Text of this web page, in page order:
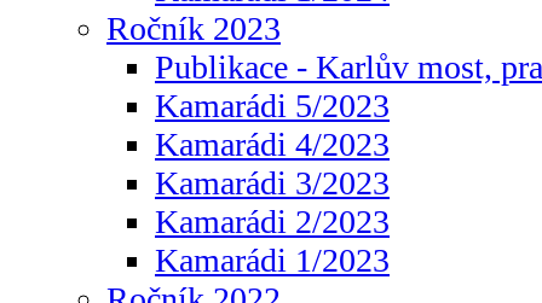
Ročník 2023
Publikace - Karlův most,
Kamarádi 5/2023
Kamarádi 4/2023
Kamarádi 3/2023
Kamarádi 2/2023
Kamarádi 1/2023